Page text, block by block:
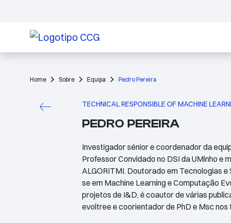
Home Sobre Equipa Pedro Pereira
TECHNICAL RESPONSIBLE OF MACHINE
PEDRO PEREIRA
Investigador sénior e coordenador da
Professor Convidado no DSI da UMinho e
ALGORITMI. Doutorado em Tecnologias
se em Machine Learning e Computação
projetos de I&D, é coautor de várias
evoltree e coorientador de PhD e Msc nos